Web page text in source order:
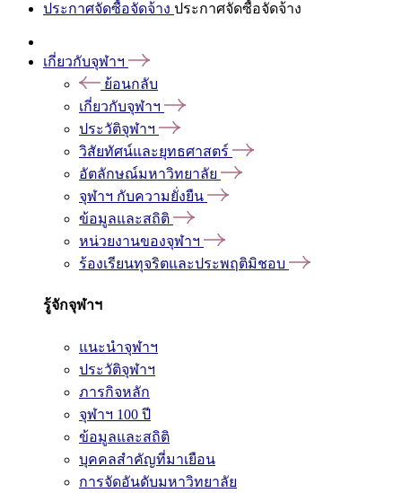
ประกาศจัดซื้อจัดจ้าง ประกาศจัดซื้อจัดจ้าง
เกี่ยวกับจุฬาฯ
ย้อนกลับ
เกี่ยวกับจุฬาฯ
ประวัติจุฬาฯ
วิสัยทัศน์และยุทธศาสตร์
อัตลักษณ์มหาวิทยาลัย
จุฬาฯ กับความยั่งยืน
ข้อมูลและสถิติ
หน่วยงานของจุฬาฯ
ร้องเรียนทุจริตและประพฤติมิชอบ
รู้จักจุฬาฯ
แนะนำจุฬาฯ
ประวัติจุฬาฯ
ภารกิจหลัก
จุฬาฯ 100 ปี
ข้อมูลและสถิติ
บุคคลสำคัญที่มาเยือน
การจัดอันดับมหาวิทยาลัย